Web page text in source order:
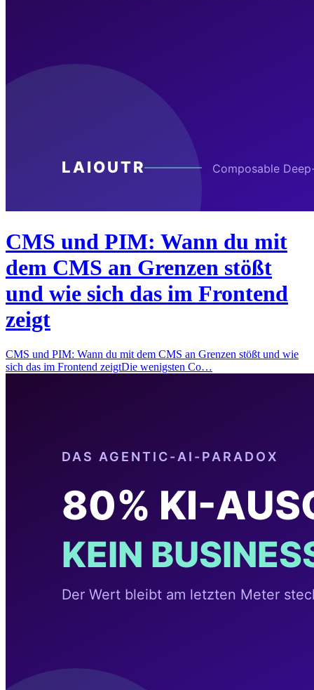
CMS und PIM: Wann du mit
dem CMS an Grenzen stößt
und wie sich das im Frontend
zeigt
CMS und PIM: Wann du mit dem CMS an Grenzen stößt und wie
sich das im Frontend zeigtDie wenigsten Co…